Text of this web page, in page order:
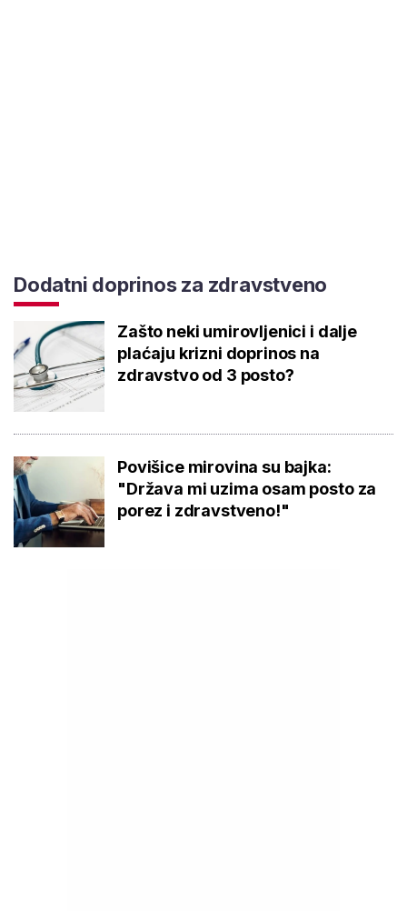
Dodatni doprinos za zdravstveno
Zašto neki umirovljenici i dalje
plaćaju krizni doprinos na
zdravstvo od 3 posto?
Povišice mirovina su bajka:
"Država mi uzima osam posto za
porez i zdravstveno!"